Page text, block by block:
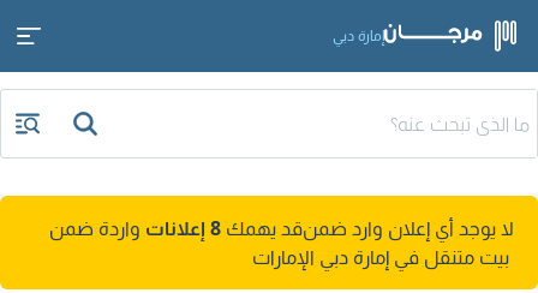
إمارة دبي
لا يوجد أي إعلان وارد ضمنقد يهمك 8 إعلانات
واردة ضمن
بيت متنقل في إمارة دبي الإمارات